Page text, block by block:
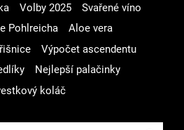
Volby 2025
Svařené víno
Pohlreicha
Aloe vera
Výpočet ascendentu
Nejlepší palačinky
koláč